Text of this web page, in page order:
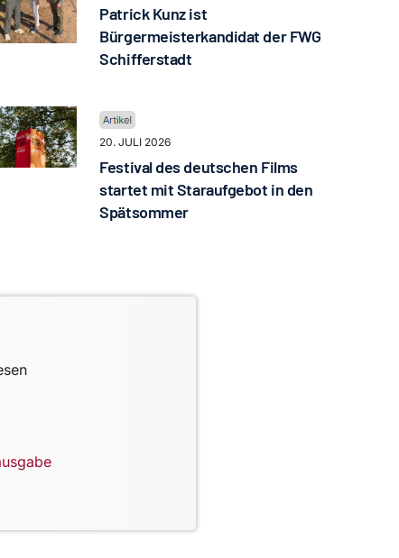
Patrick Kunz ist
Bürgermeisterkandidat der FWG
Schifferstadt
20. JULI 2026
Festival des deutschen Films
startet mit Staraufgebot in den
Spätsommer